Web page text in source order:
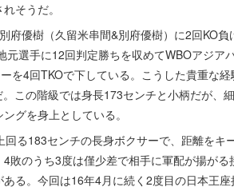
そうだ。
優樹（久留米串間&別府優樹）に2回KO
選手に12回判定勝ちを収めてWBOアジア
を4回TKOで下している。こうした貴重な
この階級では身長173センチと小柄だが、
グを身上としている。
る183センチの長身ボクサーで、距離をキ
敗のうち3度は僅少差で相手に軍配が揚が
る。今回は16年4月に続く2度目の日本王